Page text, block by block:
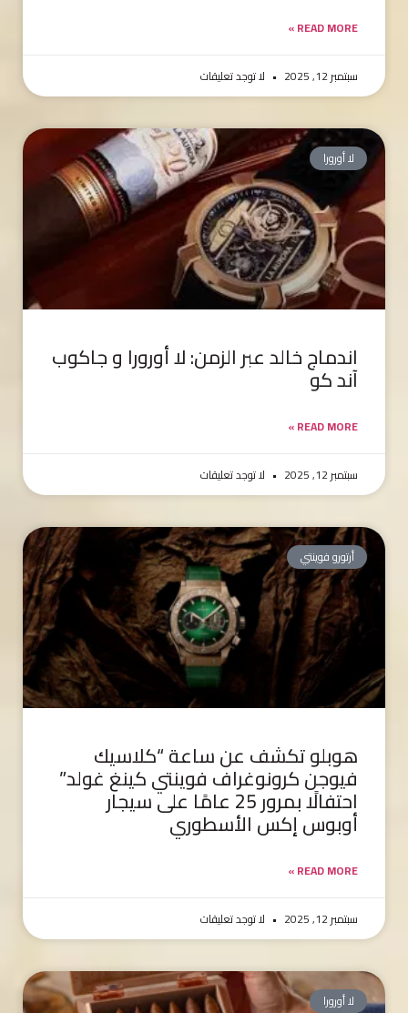
READ MORE »
سبتمبر 12, 2025 لا توجد تعليقات
لا أورورا
اندماج خالد عبر الزمن: لا أورورا و جاكوب
آند كو
READ MORE »
سبتمبر 12, 2025 لا توجد تعليقات
أرتورو فوينتي
هوبلو تكشف عن ساعة “كلاسيك
فيوجن كرونوغراف فوينتي كينغ غولد”
احتفالًا بمرور 25 عامًا على سيجار
أوبوس إكس الأسطوري
READ MORE »
سبتمبر 12, 2025 لا توجد تعليقات
لا أورورا